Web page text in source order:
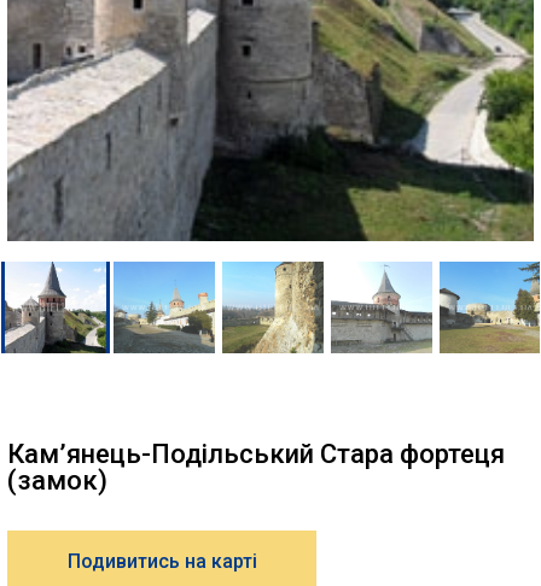
Кам’янець-Подільський Стара фортеця
(замок)
Подивитись на карті